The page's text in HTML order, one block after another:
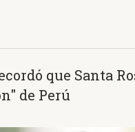
que Santa
de Perú